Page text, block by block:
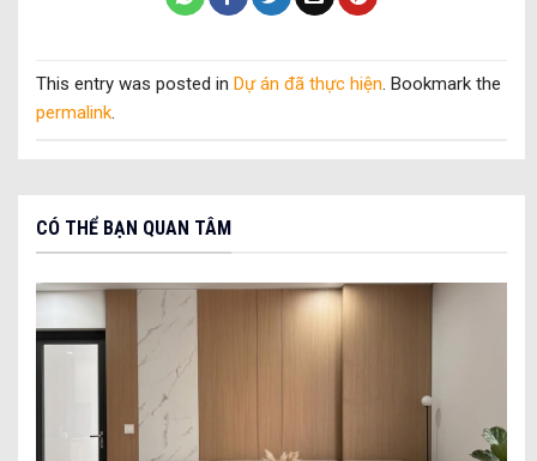
This entry was posted in Dự án đã thực hiện. Bookmark the
permalink.
CÓ THỂ BẠN QUAN TÂM